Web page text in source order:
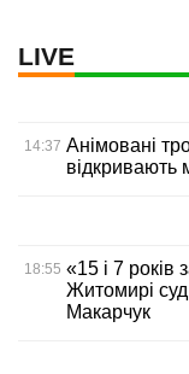
LIVE
14:37 Анімовані
відкривають
18:55 «15 і 7
Житомирі
Макарчук